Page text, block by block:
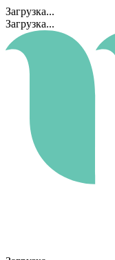
Загрузка...
Загрузка...